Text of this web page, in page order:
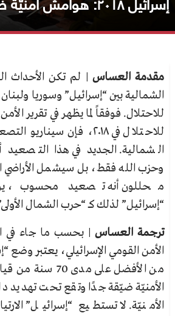
مقدمة العساس | لم تكن الأحداث
الشمالية بين “إسرائيل” وسوريا
للاحتلال. فوفقاً لما يظهر في تقرير
للاحتلال في ٢٠١٨، فإن
الشمالية. الجديد في هذا
وحزب الله فقط، بل سيشمل الأراضي
محللون أنه تصعيد محسوب،
“إسرائيل” لذلك كـ “حرب الشمال
ترجمة العساس | بحسب ما جاء في
الأمن القومي الإسرائيلي، يعتبر وضع
من الأفضل على
الأمنيّة ضيّقة جدًا وتقع تحت تهديد
الأمنيّة. لا تستطيع “إسرائيل”